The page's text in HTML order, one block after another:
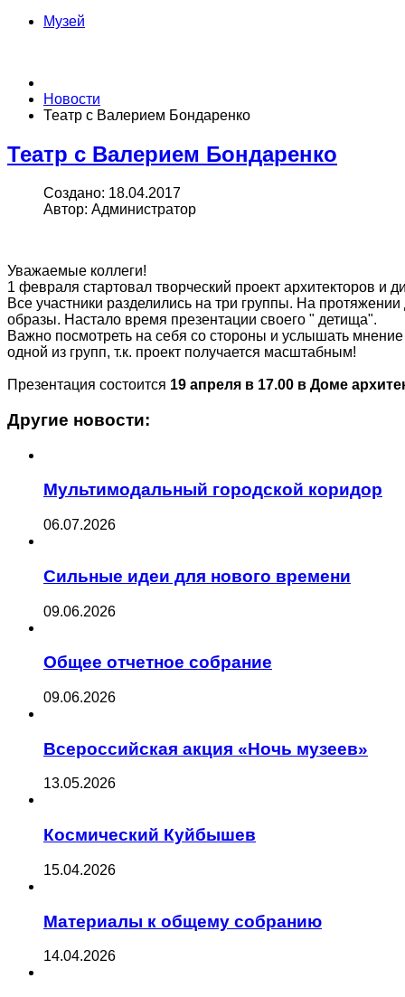
Музей
Новости
Театр с Валерием Бондаренко
Театр с Валерием Бондаренко
Создано: 18.04.2017
Автор: Администратор
Уважаемые коллеги!
1 февраля стартовал творческий проект архитекторов и
Все участники разделились на три группы. На
образы. Настало время презентации своего " детища".
Важно посмотреть на себя со стороны и услышать
одной из групп, т.к. проект получается масштабным!
Презентация состоится 19 апреля в 17.00 в Доме
Другие новости:
Мультимодальный городской коридор
06.07.2026
Сильные идеи для нового времени
09.06.2026
Общее отчетное собрание
09.06.2026
Всероссийская акция «Ночь музеев»
13.05.2026
Космический Куйбышев
15.04.2026
Материалы к общему собранию
14.04.2026